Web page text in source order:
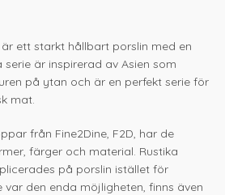
är ett starkt hållbart porslin med en
är inspirerad av Asien som
på ytan och är en perfekt serie för
mat.
från Fine2Dine, F2D, har de
färger och material. Rustika
på porslin istället för
den enda möjligheten, finns även